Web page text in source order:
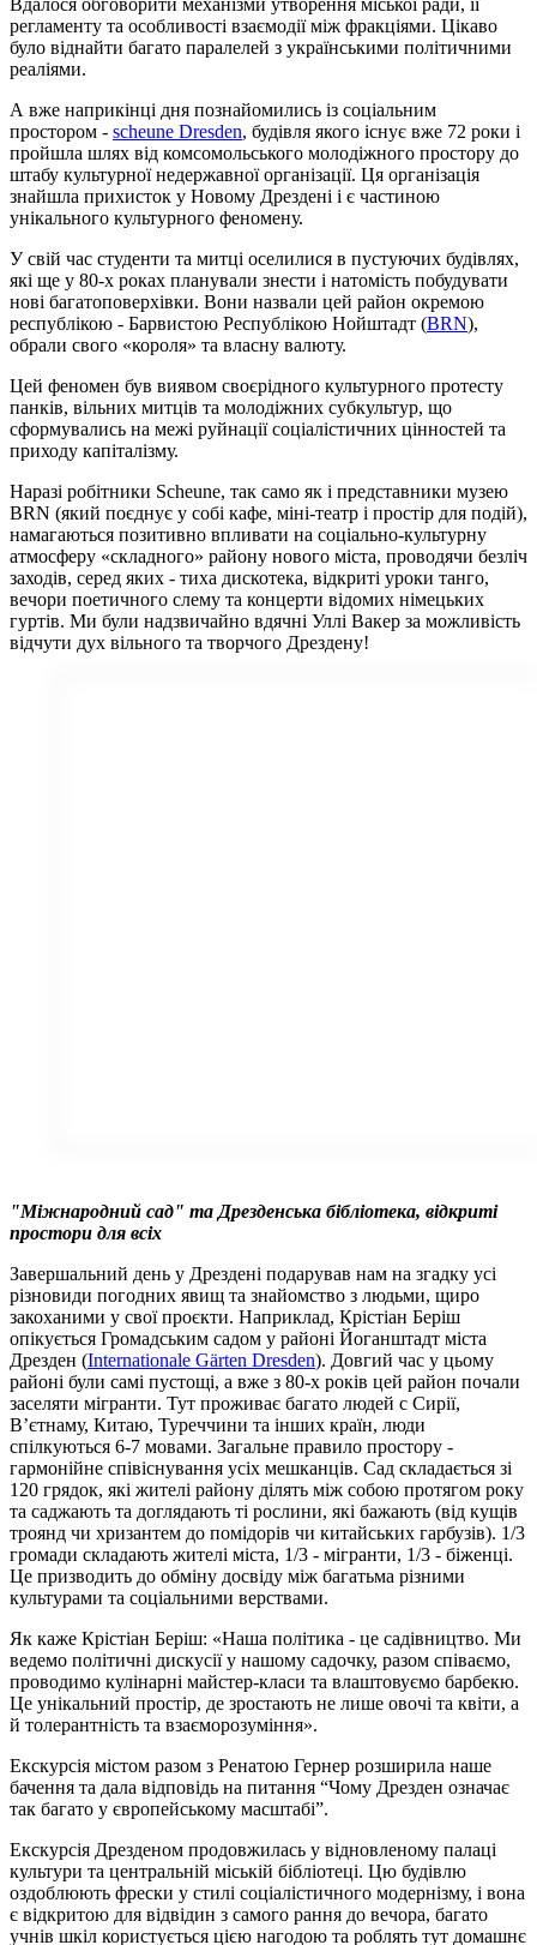
Вдалося обговорити механізми утворення міської ради, її
регламенту та особливості взаємодії між фракціями. Цікаво
було віднайти багато паралелей з українськими політичними
реаліями.
А вже наприкінці дня познайомились із соціальним
простором - scheune Dresden, будівля якого існує вже 72 роки і
пройшла шлях від комсомольського молодіжного простору до
штабу культурної недержавної організації. Ця організація
знайшла прихисток у Новому Дрездені і є частиною
унікального культурного феномену.
У свій час студенти та митці оселилися в пустуючих будівлях,
які ще у 80-х роках планували знести і натомість побудувати
нові багатоповерхівки. Вони назвали цей район окремою
республікою - Барвистою Республікою Нойштадт (BRN),
обрали свого «короля» та власну валюту.
Цей феномен був виявом своєрідного культурного протесту
панків, вільних митців та молодіжних субкультур, що
сформувались на межі руйнації соціалістичних цінностей та
приходу капіталізму.
Наразі робітники Scheune, так само як і представники музею
BRN (який поєднує у собі кафе, міні-театр і простір для подій),
намагаються позитивно впливати на соціально-культурну
атмосферу «складного» району нового міста, проводячи безліч
заходів, серед яких - тиха дискотека, відкриті уроки танго,
вечори поетичного слему та концерти відомих німецьких
гуртів. Ми були надзвичайно вдячні Уллі Вакер за можливість
відчути дух вільного та творчого Дрездену!
"Міжнародний сад" та Дрезденська бібліотека, відкриті
простори для всіх
Завершальний день у Дрездені подарував нам на згадку усі
різновиди погодних явищ та знайомство з людьми, щиро
закоханими у свої проєкти. Наприклад, Крістіан Бeріш
опікується Громадським садом у районі Йоганштадт міста
Дрезден (Internationale Gärten Dresden). Довгий час у цьому
районі були самі пустощі, а вже з 80-х років цей район почали
заселяти мігранти. Тут проживає багато людей с Сирії,
В’єтнаму, Китаю, Туреччини та інших країн, люди
спілкуються 6-7 мовами. Загальне правило простору -
гармонійне співіснування усіх мешканців. Сад складається зі
120 грядок, які жителі району ділять між собою протягом року
та саджають та доглядають ті рослини, які бажають (від кущів
троянд чи хризантем до помідорів чи китайських гарбузів). 1/3
громади складають жителі міста, 1/3 - мігранти, 1/3 - біженці.
Це призводить до обміну досвіду між багатьма різними
культурами та соціальними верствами.
Як каже Крістіан Беріш: «Наша політика - це садівництво. Ми
ведемо політичні дискусії у нашому садочку, разом співаємо,
проводимо кулінарні майстер-класи та влаштовуємо барбекю.
Це унікальний простір, де зростають не лише овочі та квіти, а
й толерантність та взаєморозуміння».
Екскурсія містом разом з Ренатою Гернер розширила наше
бачення та дала відповідь на питання “Чому Дрезден означає
так багато у європейському масштабі”.
Екскурсія Дрезденом продовжилась у відновленому палаці
культури та центральній міській бібліотеці. Цю будівлю
оздоблюють фрески у стилі соціалістичного модернізму, і вона
є відкритою для відвідин з самого рання до вечора, багато
учнів шкіл користується цією нагодою та роблять тут домашнє